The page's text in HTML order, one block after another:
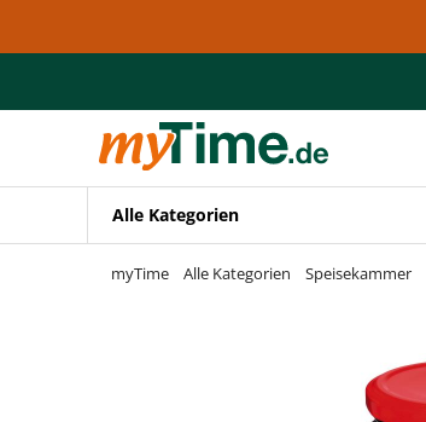
Zur Navigation springen
Alle Kategorien
myTime Alle Kategorien Speisekammer